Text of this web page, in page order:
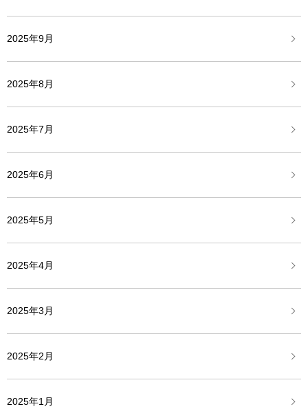
2025年9月
2025年8月
2025年7月
2025年6月
2025年5月
2025年4月
2025年3月
2025年2月
2025年1月